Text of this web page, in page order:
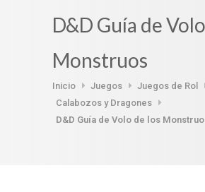
D&D Guía de
Monstruos
Inicio Juegos
Juegos de Rol
Calabozos y Dragones
D&D Guía de Volo de los